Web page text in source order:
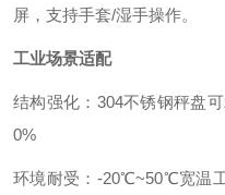
屏，支持手套/湿手操作。
工业场景适配
结构强化：304不锈钢秤盘
0%
环境耐受：-20℃~50℃宽温